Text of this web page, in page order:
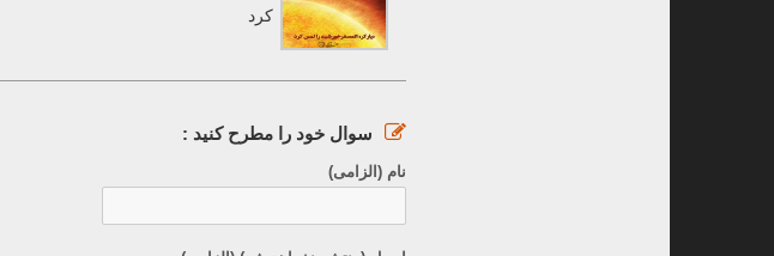
کرد
سوال خود را مطرح کنید :
نام (الزامی)